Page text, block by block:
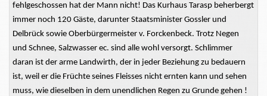
fehlgeschossen hat der Mann nicht! Das Kurhaus Tarasp beherbergt
immer noch 120 Gäste, darunter Staatsminister Gossler und
Delbrück sowie Oberbürgermeister v. Forckenbeck. Trotz Negen
und Schnee, Salzwasser ec. sind alle wohl versorgt. Schlimmer
daran ist der arme Landwirth, der in jeder Beziehung zu bedauern
ist, weil er die Früchte seines Fleisses nicht ernten kann und sehen
muss, wie dieselben in dem unendlichen Regen zu Grunde gehen !